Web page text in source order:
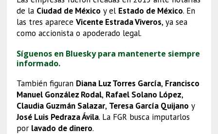
de la Ciudad de México y el Estado de México. En
las tres aparece Vicente Estrada Viveros, ya sea
como accionista o apoderado legal.
Síguenos en Bluesky para mantenerte siempre
informado.
También figuran Diana Luz Torres García, Francisco
Manuel González Rodal, Rafael Solano López,
Claudia Guzmán Salazar, Teresa García Quijano y
José Luis Pedraza Ávila. La FGR busca imputarlos
por lavado de dinero.